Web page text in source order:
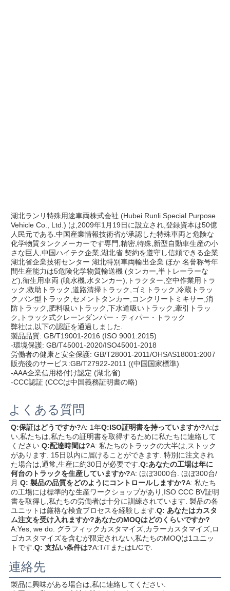
湖北ランリ特殊用途車両株式会社 (Hubei Runli Special Purpose
Vehicle Co., Ltd.) は,2009年1月19日に設立され,登録資本は50億
人民元である.中国産業情報技術省が承認した特殊車両と危険な
化学物質タンクメーカーです専門,精密,特殊,新型自動車生産の小
さな巨人,中国ハイテク企業,湖北省 契約を遵守し信頼できる企業
湖北省企業技術センター 湖北特別車両輸出企業 ほか 名誉称号年
間生産能力は5危険化学物質輸送機 (タンカー,半トレーラーな
ど),衛生用車両 (噴水機,水タンカー),トラクター,空中作業用トラ
ック,救助トラック,道路清掃トラック,ゴミトラック,冷蔵トラッ
ク,バン型トラック,セメントタンカー,コンクリートミキサー,消
防トラック,肥料吸いトラック,下水道吸いトラック,牽引トラッ
ク,トラック式クレーンダンパー・ティパー・トラック
弊社は,以下の認証を通過しました.
製品品質: GB/T19001-2016 (ISO 9001:2015)
-環境保護: GB/T45001-2020/ISO45001-2018
労働者の健康と安全保護: GB/T28001-2011/OHSAS18001:2007
販売後のサービス:GB/T27922-2011 ((中国国家標準)
-AAA企業信用格付け認定 (湖北省)
-CCC認証 (CCCは中国義務証明書の略)
よくある質問
Q:保証はどうですか?A: 1年Q:ISO証明書を持っていますか?A:は
い,私たちは,私たちの証明書を取得するために私たちに連絡して
ください. Q:配達時間は?A: 私たちのトラックの大半は,ストック
があります. 15日以内に届けることができます. 特別に注文され
た場合は,通常,生産に約30日が必要です. Q:あなたの工場は年に
何台のトラックを生産していますか?A: ほぼ3000台. ほぼ300台/
月. Q: 製品の品質をどのようにコントロールしますか?A: 私たち
の工場には標準的な生産ワークショップがあり,ISO CCC BV証明
書を取得し,私たちの労働者は十分に訓練されています. 製品の各
ユニットは厳格な検査プロセスを経験します. Q: あなたはカスタ
ム注文を受け入れますか?あなたのMOQはどのくらいですか?
A:Yes, we do. グラフィックカスタマイズ,カラーカスタマイズ,ロ
ゴカスタマイズを含むが限定されない,私たちのMOQは1ユニッ
トです. Q: 支払い条件は?A:T/TまたはL/Cで.
連絡先
製品に興味がある場合は,私に連絡してください.